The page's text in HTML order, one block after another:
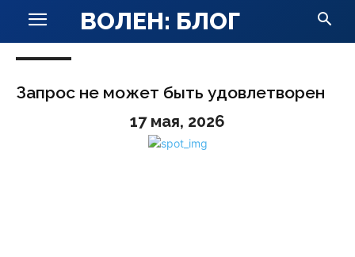
ВОЛЕН: БЛОГ
Запрос не может быть удовлетворен
17 мая, 2026